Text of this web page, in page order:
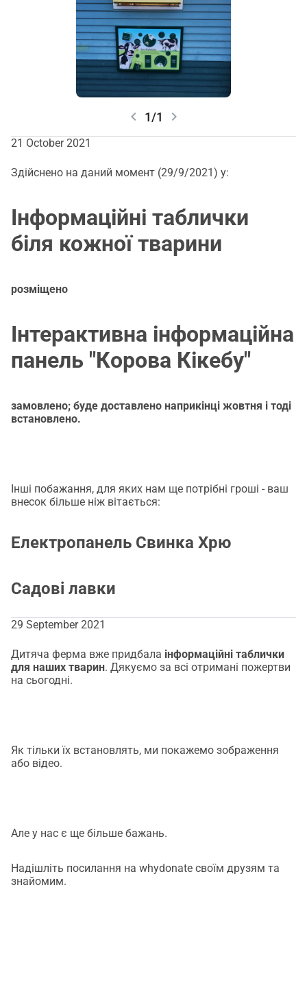
Вказівник (через проходи)
chevron_left 1/1 chevron_right
21 October 2021
Здійснено на даний момент (29/9/2021) у:
Інформаційні таблички
біля кожної тварини
розміщено
Інтерактивна інформаційна
панель "Корова Кікебу"
замовлено; буде доставлено наприкінці жовтня і тоді
встановлено.
Інші побажання, для яких нам ще потрібні гроші - ваш
внесок більше ніж вітається:
Електропанель Свинка Хрю
Садові лавки
29 September 2021
Дитяча ферма вже придбала інформаційні таблички
для наших тварин. Дякуємо за всі отримані пожертви
на сьогодні.
Як тільки їх встановлять, ми покажемо зображення
або відео.
Але у нас є ще більше бажань.
Надішліть посилання на whydonate своїм друзям та
знайомим.